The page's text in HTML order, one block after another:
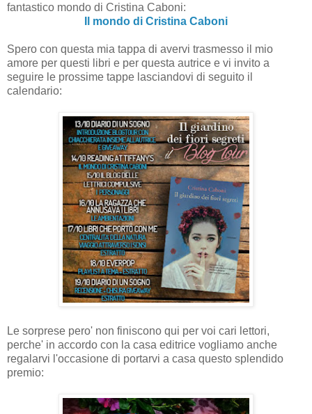
fantastico mondo di Cristina Caboni:
Il mondo di Cristina Caboni
Spero con questa mia tappa di avervi trasmesso il mio
amore per questi libri e per questa autrice e vi invito a
seguire le prossime tappe lasciandovi di seguito il
calendario:
Le sorprese pero' non finiscono qui per voi cari lettori,
perche' in accordo con la casa editrice vogliamo anche
regalarvi l'occasione di portarvi a casa questo splendido
premio: